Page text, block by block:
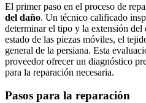
El primer paso en el proceso de
del daño. Un técnico calificado
determinar el tipo y la extensión
estado de las piezas móviles, el
general de la persiana. Esta
proveedor ofrecer un diagnóstico
para la reparación necesaria.
Pasos para la reparación